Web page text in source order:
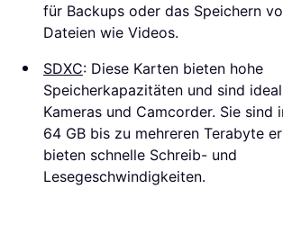
für Backups oder das Speichern
Dateien wie Videos.
SDXC: Diese Karten bieten hohe
Speicherkapazitäten und sind
Kameras und Camcorder. Sie sind
64 GB bis zu mehreren Terabyte
bieten schnelle Schreib- und
Lesegeschwindigkeiten.